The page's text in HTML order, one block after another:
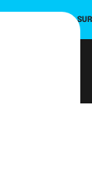
REMISE DE 10 %